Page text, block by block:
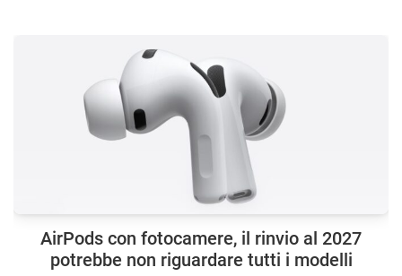
AirPods con fotocamere, il rinvio al 2027
potrebbe non riguardare tutti i modelli